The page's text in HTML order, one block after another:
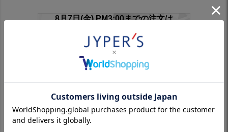
※スリーブ付きシャフトは対象外